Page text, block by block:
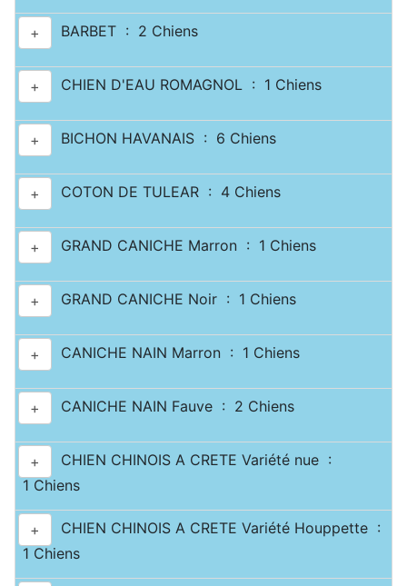
+ BARBET : 2 Chiens
+ CHIEN D'EAU ROMAGNOL : 1 Chiens
+ BICHON HAVANAIS : 6 Chiens
+ COTON DE TULEAR : 4 Chiens
+ GRAND CANICHE Marron : 1 Chiens
+ GRAND CANICHE Noir : 1 Chiens
+ CANICHE NAIN Marron : 1 Chiens
+ CANICHE NAIN Fauve : 2 Chiens
+
CHIEN CHINOIS A CRETE Variété nue :
1 Chiens
+
CHIEN CHINOIS A CRETE Variété Houppette :
1 Chiens